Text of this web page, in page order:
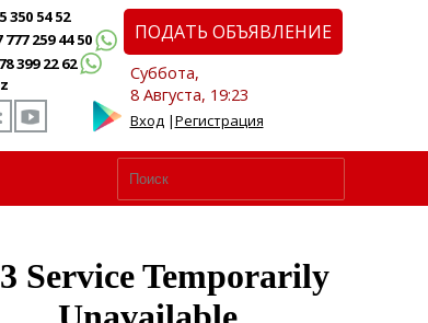
350 54 52
259 44 50
399 22 62
ПОДАТЬ ОБЪЯВЛЕНИЕ
Суббота,
8 Августа, 19:23
Вход|Регистрация